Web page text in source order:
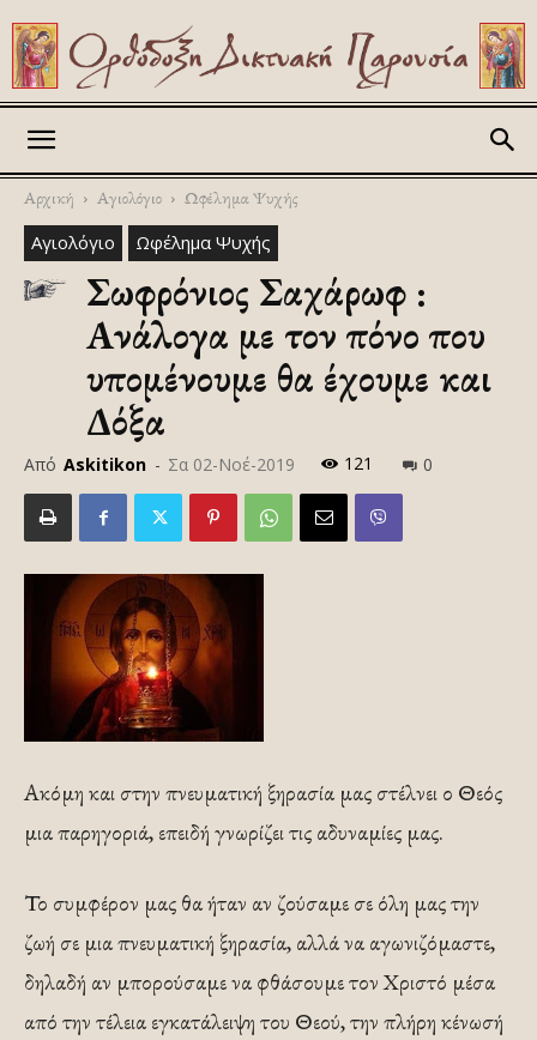
Αρχική Αγιολόγιο Ωφέλημα Ψυχής
Αγιολόγιο Ωφέλημα Ψυχής
Σωφρόνιος Σαχάρωφ :
Ανάλογα με τον πόνο που
υπομένουμε θα έχουμε και
Δόξα
Από Askitikon - Σα 02-Νοέ-2019 121 0
Ακόμη και στην πνευματική ξηρασία µας στέλνει ο Θεός
μια παρηγοριά, επειδή γνωρίζει τις αδυναμίες µας.
Το συμφέρον µας θα ήταν αν ζούσαμε σε όλη µας την
ζωή σε μια πνευματική ξηρασία, αλλά να αγωνιζόμαστε,
δηλαδή αν μπορούσαµε να φθάσουμε τον Χριστό μέσα
από την τέλεια εγκατάλειψη του Θεού, την πλήρη κένωσή